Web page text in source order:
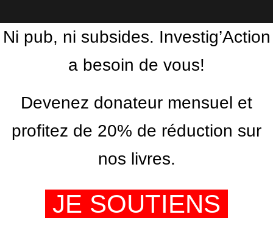
Ni pub, ni subsides. Investig’Action
a besoin de vous!
Devenez donateur mensuel et
profitez de 20% de réduction sur
nos livres.
JE SOUTIENS